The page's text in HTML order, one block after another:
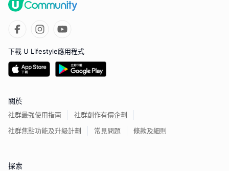
下載 U Lifestyle應用程式
關於
社群最強使用指南
社群創作有價企劃
社群焦點功能及升級計劃
常見問題 條款及細則
探索